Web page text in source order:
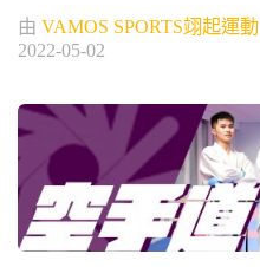
由 VAMOS SPORTS翊起運動
2022-05-02